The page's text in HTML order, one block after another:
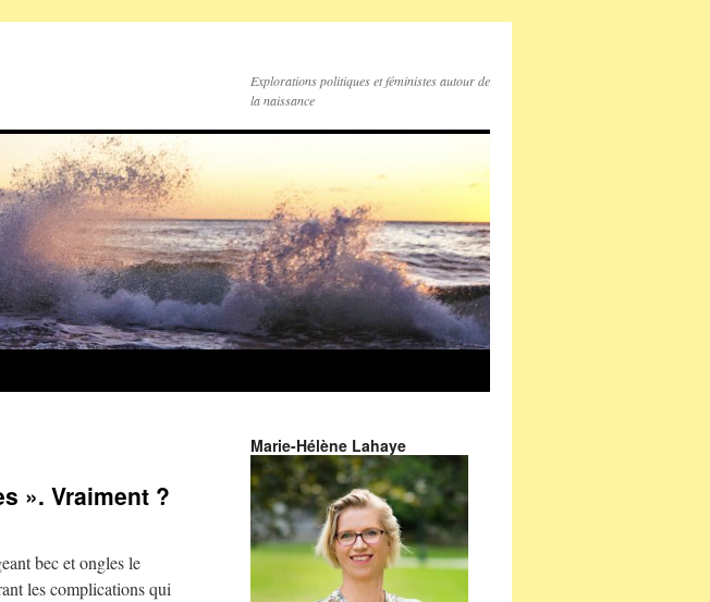
Explorations politiques et féministes autour de
la naissance
». Vraiment ?
bec et ongles le
les complications qui
Marie-Hélène Lahaye